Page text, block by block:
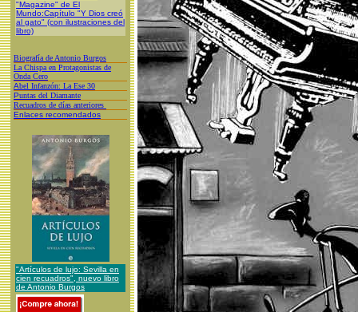
"Magazine" de El
Mundo:Capítulo "Y Dios creó
al gato" (con ilustraciones del
libro)
Biografía de Antonio Burgos
La Chispa en Protagonistas de
Onda Cero
Abel Infanzón: La Ese 30
Puntas del Diamante
Recuadros de días anteriores
Enlaces recomendados
"Artículos de lujo: Sevilla en
cien recuadros", nuevo libro
de Antonio Burgos